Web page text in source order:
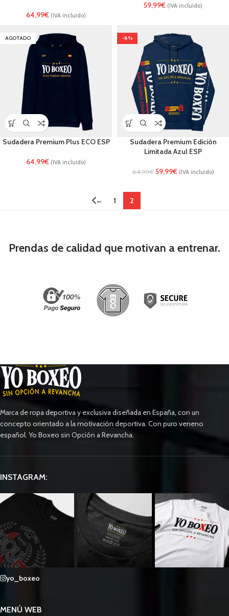
64,99€ (IVA incluido)
59,99€ (IVA incluido)
AGOTADO
Sudadera Premium Plus ECO ESP
64,99€ (IVA incluido)
-8%
Sudadera Premium Edición
Limitada Azul ESP
64,99€ 59,99€ (IVA incluido)
← 1 2
Prendas de calidad que motivan a entrenar.
Marca de ropa deportiva y exclusiva diseñada en España, con un
concepto orientado a la motivación deportiva. Con puro veneno
español. Yo Boxeo sin Opción a Revancha.
INSTAGRAM:
yo_boxeo
MENÚ WEB